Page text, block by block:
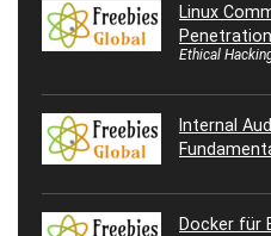
Linux
Ethical
Internal
Docker für